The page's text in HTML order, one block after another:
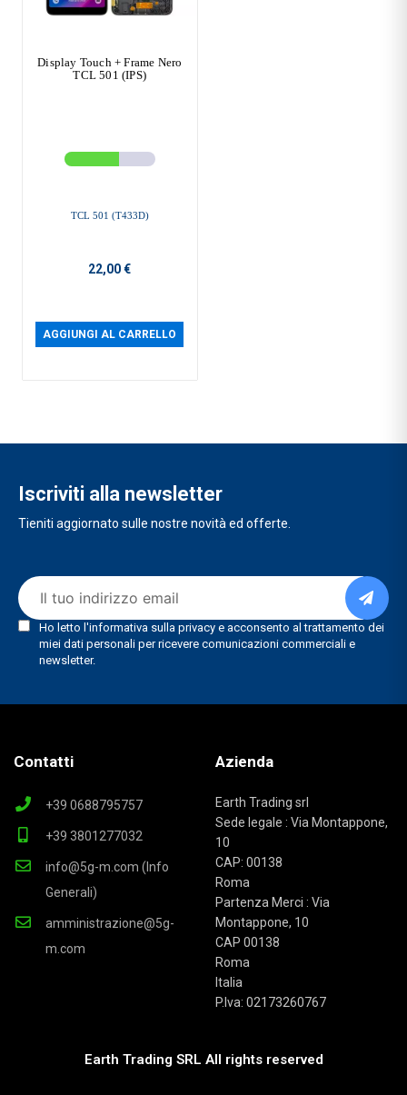
Display Touch + Frame Nero
TCL 501 (IPS)
TCL 501 (T433D)
22,00 €
AGGIUNGI AL CARRELLO
Iscriviti alla newsletter
Tieniti aggiornato sulle nostre novità ed offerte.
Contatti
+39 0688795757
+39 3801277032
info@5g-m.com (Info
Generali)
amministrazione@5g-
m.com
Azienda
Earth Trading srl
Sede legale : Via Montappone,
10
CAP: 00138
Roma
Partenza Merci : Via
Montappone, 10
CAP 00138
Roma
Italia
P.Iva: 02173260767
Earth Trading SRL All rights reserved